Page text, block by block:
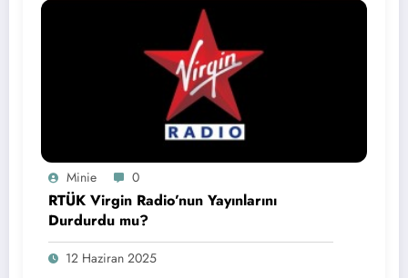
Minie 0
RTÜK Virgin Radio’nun Yayınlarını
Durdurdu mu?
12 Haziran 2025